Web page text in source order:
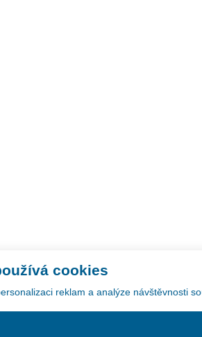
cookies
reklam a analýze návštěvnosti